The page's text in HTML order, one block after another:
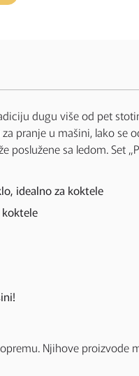
dugu više od pet
pranje u mašini, lako
poslužene sa ledom.
idealno za koktele
koktele
Njihove